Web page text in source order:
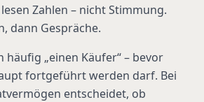
Zahlen – nicht Stimmung.
dann Gespräche.
häufig „einen Käufer“ – bevor
fortgeführt werden darf. Bei
entscheidet, ob